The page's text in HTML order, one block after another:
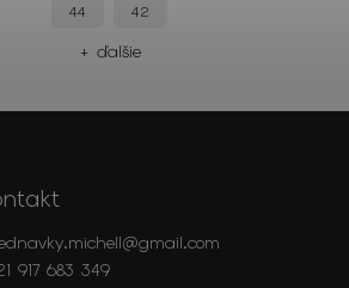
44 42
+ ďalšie
@gmail.com
917 683 349